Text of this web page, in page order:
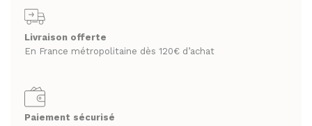
LA CAVE
APÉRITIFS
ARMAGNACS
CHAMPAGNES
ARMAGNACS
CHAMPAGNES
RHUMS ET GINS
LES VINS
Livraison offerte
En France métropolitaine dès 120€ d’achat
Paiement sécurisé